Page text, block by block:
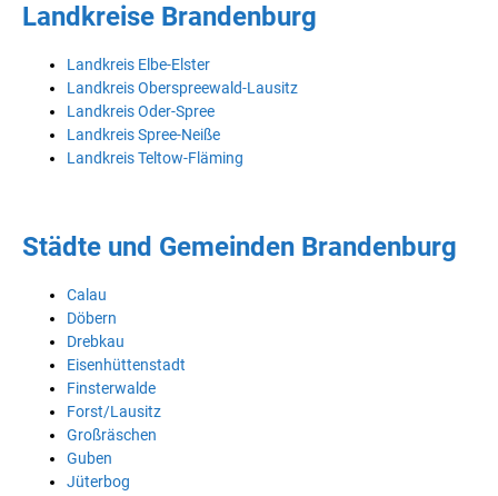
Landkreise Brandenburg
Landkreis Elbe-Elster
Landkreis Oberspreewald-Lausitz
Landkreis Oder-Spree
Landkreis Spree-Neiße
Landkreis Teltow-Fläming
Städte und Gemeinden Brandenburg
Calau
Döbern
Drebkau
Eisenhüttenstadt
Finsterwalde
Forst/Lausitz
Großräschen
Guben
Jüterbog